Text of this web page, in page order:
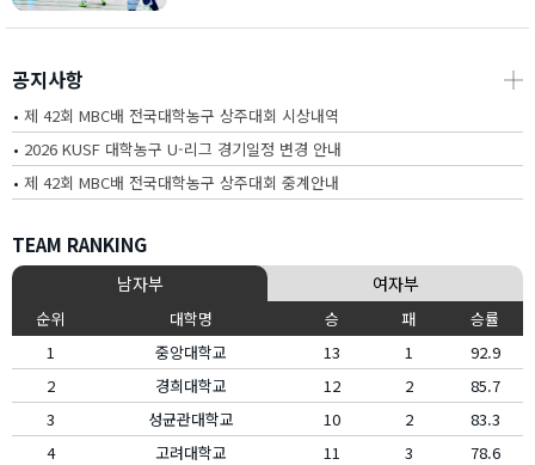
공지사항 ┼
• 제 42회 MBC배 전국대학농구 상주대회 시상내역
• 2026 KUSF 대학농구 U-리그 경기일정 변경 안내
• 제 42회 MBC배 전국대학농구 상주대회 중계안내
TEAM RANKING
남자부 여자부
순위 대학명 승 패
승률
1
중앙대학교 13 1
92.9
2
경희대학교 12 2
85.7
3
성균관대학교 10 2
83.3
4
고려대학교 11 3
78.6